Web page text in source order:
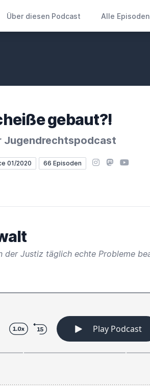
Über diesen Podcast Alle Episoden
gebaut?!
Jugendrechtspodcast
01/2020 66 Episoden Instagram
Mastodon
YouTube